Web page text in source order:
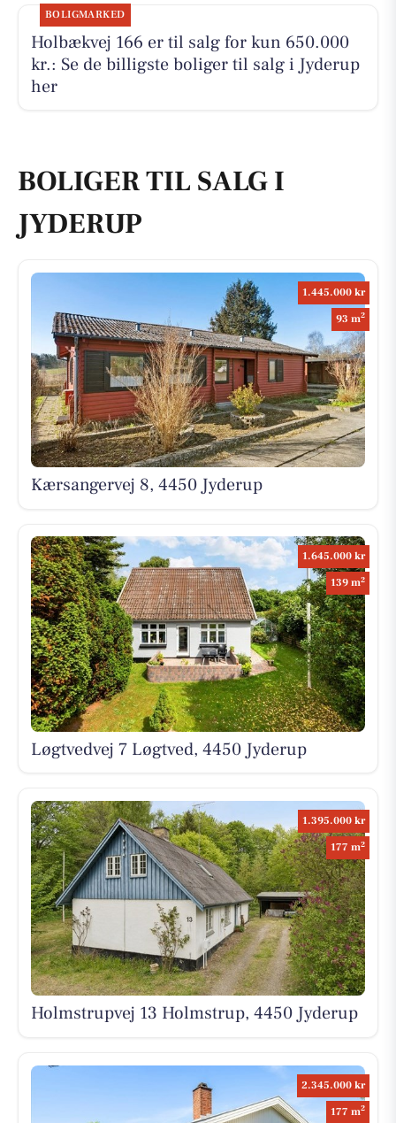
BOLIGMARKED
Holbækvej 166 er til salg for kun 650.000
kr.: Se de billigste boliger til salg i Jyderup
her
BOLIGER TIL SALG I
JYDERUP
1.445.000 kr
93 m2
Kærsangervej 8, 4450 Jyderup
1.645.000 kr
139 m2
Løgtvedvej 7 Løgtved, 4450 Jyderup
1.395.000 kr
177 m2
Holmstrupvej 13 Holmstrup, 4450 Jyderup
2.345.000 kr
177 m2